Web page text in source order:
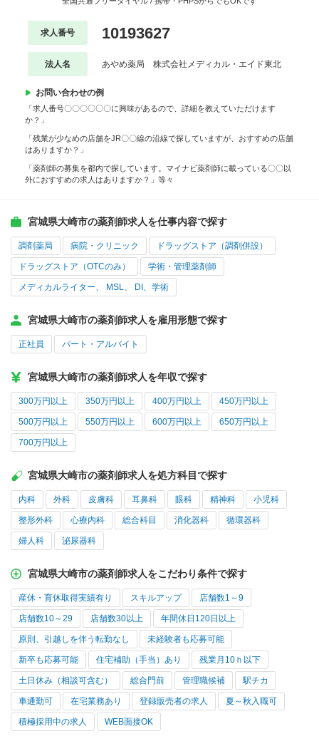
求人番号 10193627
法人名 あやめ薬局 株式会社メディカル・エイド東北
お問い合わせの例
「求人番号〇〇〇〇〇〇に興味があるので、詳細を教えていただけます
か？」
「残業が少なめの店舗をJR〇〇線の沿線で探していますが、おすすめの店舗
はありますか？」
「薬剤師の募集を都内で探しています。マイナビ薬剤師に載っている〇〇以
外におすすめの求人はありますか？」等々
宮城県大崎市の薬剤師求人を仕事内容で探す
調剤薬局 病院・クリニック ドラッグストア（調剤併設）
ドラッグストア（OTCのみ） 学術・管理薬剤師
メディカルライター、 MSL、 DI、学術
宮城県大崎市の薬剤師求人を雇用形態で探す
正社員 パート・アルバイト
宮城県大崎市の薬剤師求人を年収で探す
300万円以上 350万円以上 400万円以上 450万円以上
500万円以上 550万円以上 600万円以上 650万円以上
700万円以上
宮城県大崎市の薬剤師求人を処方科目で探す
内科 外科 皮膚科 耳鼻科 眼科 精神科 小児科
整形外科 心療内科 総合科目 消化器科 循環器科
婦人科 泌尿器科
宮城県大崎市の薬剤師求人をこだわり条件で探す
産休・育休取得実績有り スキルアップ 店舗数1～9
店舗数10～29 店舗数30以上 年間休日120日以上
原則、引越しを伴う転勤なし 未経験者も応募可能
新卒も応募可能 住宅補助（手当）あり 残業月10ｈ以下
土日休み（相談可含む） 総合門前 管理職候補 駅チカ
車通勤可 在宅業務あり 登録販売者の求人 夏～秋入職可
積極採用中の求人 WEB面接OK